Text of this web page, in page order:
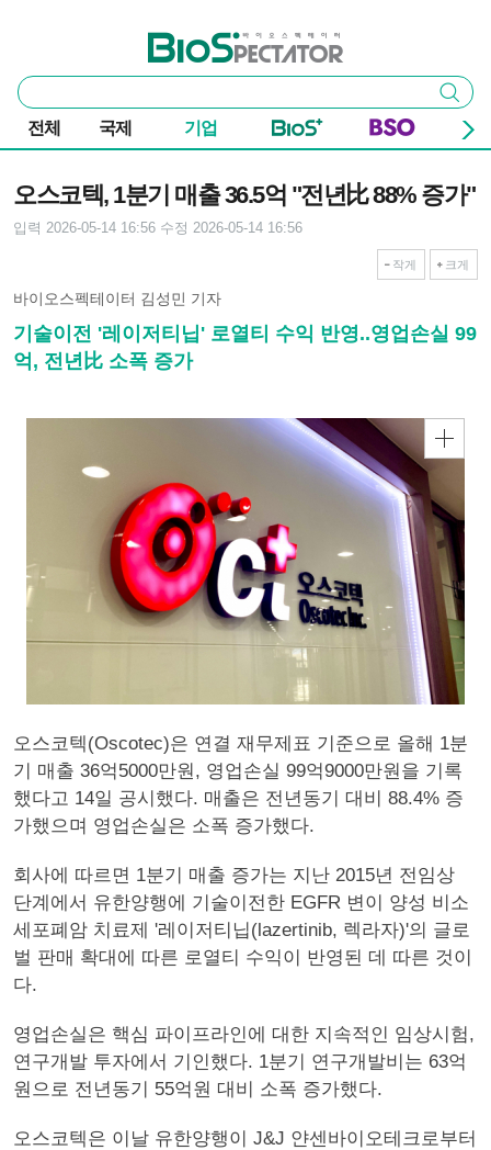
바이오스펙테이터
통
합
검
색
검색
전체 국제 기업
오스코텍, 1분기 매출 36.5억 "전년比 88% 증가"
입력 2026-05-14 16:56 수정 2026-05-14 16:56
작게 크게
바이오스펙테이터 김성민 기자
기술이전 '레이저티닙' 로열티 수익 반영..영업손실 99
억, 전년比 소폭 증가
오스코텍(Oscotec)은 연결 재무제표 기준으로 올해 1분
기 매출 36억5000만원, 영업손실 99억9000만원을 기록
했다고 14일 공시했다. 매출은 전년동기 대비 88.4% 증
가했으며 영업손실은 소폭 증가했다.
회사에 따르면 1분기 매출 증가는 지난 2015년 전임상
단계에서 유한양행에 기술이전한 EGFR 변이 양성 비소
세포폐암 치료제 '레이저티닙(lazertinib, 렉라자)'의 글로
벌 판매 확대에 따른 로열티 수익이 반영된 데 따른 것이
다.
영업손실은 핵심 파이프라인에 대한 지속적인 임상시험,
연구개발 투자에서 기인했다. 1분기 연구개발비는 63억
원으로 전년동기 55억원 대비 소폭 증가했다.
오스코텍은 이날 유한양행이 J&J 얀센바이오테크로부터